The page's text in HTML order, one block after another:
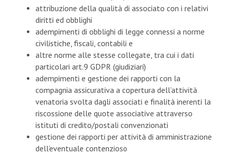
attribuzione della qualità di associato con i relativi
diritti ed obblighi
adempimenti di obblighi di legge connessi a norme
civilistiche, fiscali, contabili e
altre norme alle stesse collegate, tra cui i dati
particolari art.9 GDPR (giudiziari)
adempimenti e gestione dei rapporti con la
compagnia assicurativa a copertura dell’attività
venatoria svolta dagli associati e finalità inerenti la
riscossione delle quote associative attraverso
istituti di credito/postali convenzionati
gestione dei rapporti per attività di amministrazione
dell’eventuale contenzioso